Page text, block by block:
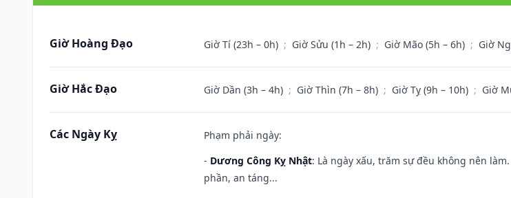
Giờ Hoàng Đạo Giờ Tí (23h – 0h) ; Giờ Sửu (1h – 2h) ; Giờ Mão (5h – 6h) ; Giờ
Giờ Hắc Đạo Giờ Dần (3h – 4h) ; Giờ Thìn (7h – 8h) ; Giờ Tỵ (9h – 10h) ; Giờ
Các Ngày Kỵ
Phạm phải ngày:
- Dương Công Kỵ Nhật: Là ngày xấu, trăm sự đều không nên
phần, an táng...